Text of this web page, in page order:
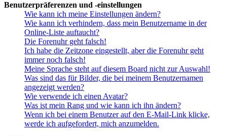
Benutzerpräferenzen und -einstellungen
Wie kann ich meine Einstellungen ändern?
Wie kann ich verhindern, dass mein Benutzername in der
Online-Liste auftaucht?
Die Forenuhr geht falsch!
Ich habe die Zeitzone eingestellt, aber die Forenuhr geht
immer noch falsch!
Meine Sprache steht auf diesem Board nicht zur Auswahl!
Was sind das für Bilder, die bei meinem Benutzernamen
angezeigt werden?
Wie verwende ich einen Avatar?
Was ist mein Rang und wie kann ich ihn ändern?
Wenn ich bei einem Benutzer auf den E-Mail-Link klicke,
werde ich aufgefordert, mich anzumelden.